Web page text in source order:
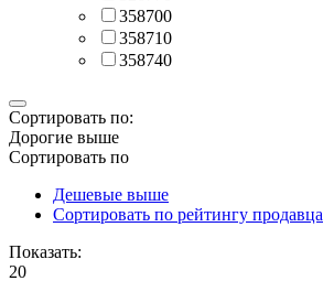
358700
358710
358740
Сортировать по:
Дорогие выше
Сортировать по
Дешевые выше
Сортировать по рейтингу продавца
Показать:
20